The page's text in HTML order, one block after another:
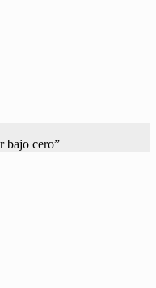
bajo cero”